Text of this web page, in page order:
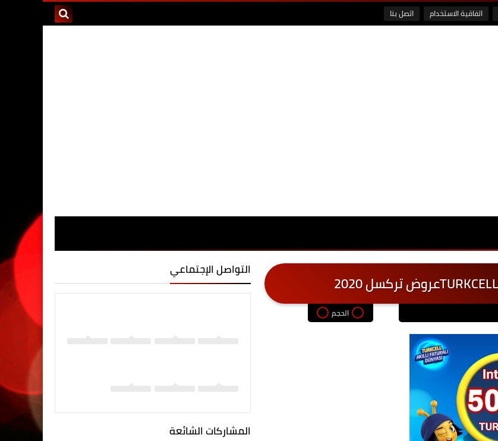
اتفاقية الاستخدام اتصل بنا
الحجم
التواصل الإجتماعي
المشاركات الشائعة